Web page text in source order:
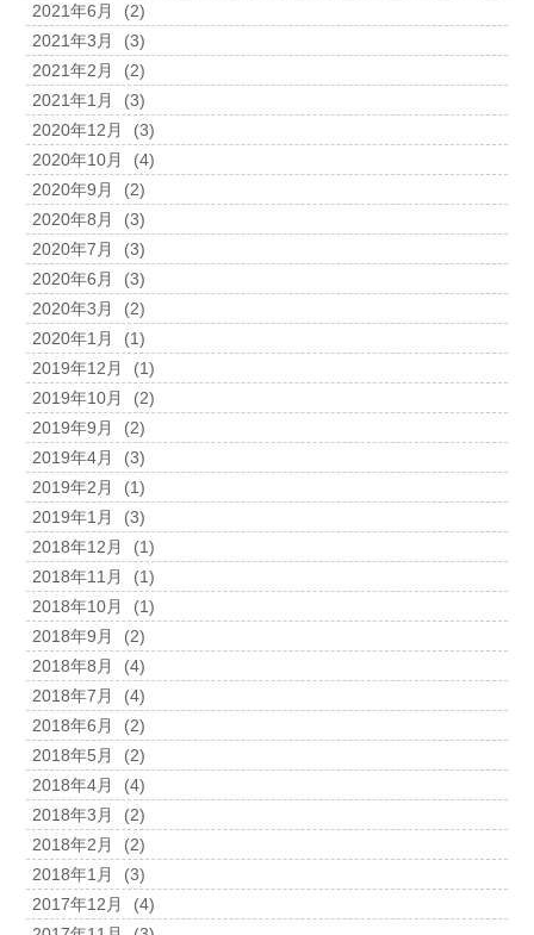
2021年6月
(2)
2021年3月
(3)
2021年2月
(2)
2021年1月
(3)
2020年12月
(3)
2020年10月
(4)
2020年9月
(2)
2020年8月
(3)
2020年7月
(3)
2020年6月
(3)
2020年3月
(2)
2020年1月
(1)
2019年12月
(1)
2019年10月
(2)
2019年9月
(2)
2019年4月
(3)
2019年2月
(1)
2019年1月
(3)
2018年12月
(1)
2018年11月
(1)
2018年10月
(1)
2018年9月
(2)
2018年8月
(4)
2018年7月
(4)
2018年6月
(2)
2018年5月
(2)
2018年4月
(4)
2018年3月
(2)
2018年2月
(2)
2018年1月
(3)
2017年12月
(4)